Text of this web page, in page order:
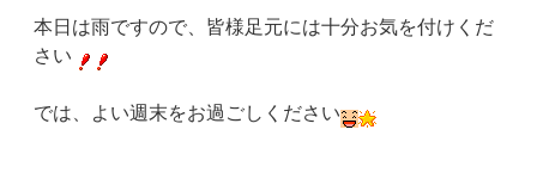
本日は雨ですので、皆様足元には十分お気を付けくだ
さい
では、よい週末をお過ごしください